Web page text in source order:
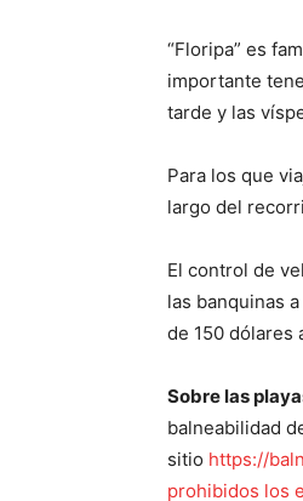
“Floripa” es
importante
tarde y las
Para los que
largo del
El control de
las banquinas
de 150 dólares
Sobre las
balneabilidad
sitio https://
prohibidos los